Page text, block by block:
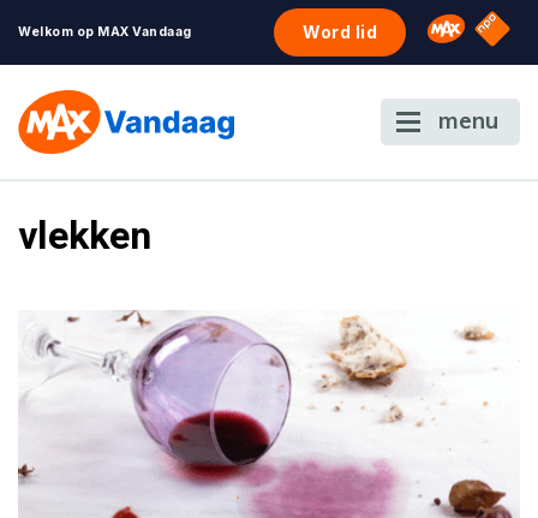
Welkom op MAX Vandaag Word lid Omroep
NPO
menu
vlekken